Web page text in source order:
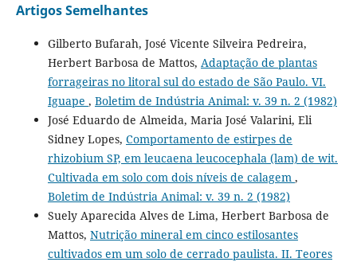
Artigos Semelhantes
Gilberto Bufarah, José Vicente Silveira Pedreira,
Herbert Barbosa de Mattos, Adaptação de plantas
forrageiras no litoral sul do estado de São Paulo. VI.
Iguape , Boletim de Indústria Animal: v. 39 n. 2 (1982)
José Eduardo de Almeida, Maria José Valarini, Eli
Sidney Lopes, Comportamento de estirpes de
rhizobium SP, em leucaena leucocephala (lam) de wit.
Cultivada em solo com dois níveis de calagem ,
Boletim de Indústria Animal: v. 39 n. 2 (1982)
Suely Aparecida Alves de Lima, Herbert Barbosa de
Mattos, Nutrição mineral em cinco estilosantes
cultivados em um solo de cerrado paulista. II. Teores